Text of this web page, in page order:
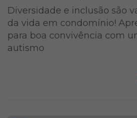
Diversidade e inclusão são
da vida em condomínio!
para boa convivência com
autismo